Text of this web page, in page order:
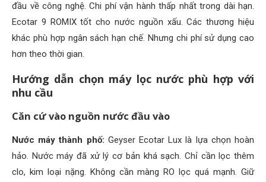
đầu về công nghệ. Chi phí vận hành thấp nhất trong dài hạn.
Ecotar 9 ROMIX tốt cho nước nguồn xấu. Các thương hiệu
khác phù hợp ngân sách hạn chế. Nhưng chi phí sử dụng cao
hơn theo thời gian.
Hướng dẫn chọn máy lọc nước phù hợp với
nhu cầu
Căn cứ vào nguồn nước đầu vào
Nước máy thành phố: Geyser Ecotar Lux là lựa chọn hoàn
hảo. Nước máy đã xử lý cơ bản khá sạch. Chỉ cần lọc thêm
clo, kim loại nặng. Không cần màng RO lọc quá mạnh. Giữ